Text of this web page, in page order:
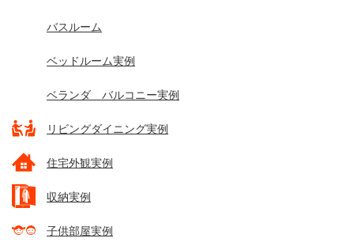
バスルーム
ベッドルーム実例
ベランダ バルコニー実例
リビングダイニング実例
住宅外観実例
収納実例
子供部屋実例